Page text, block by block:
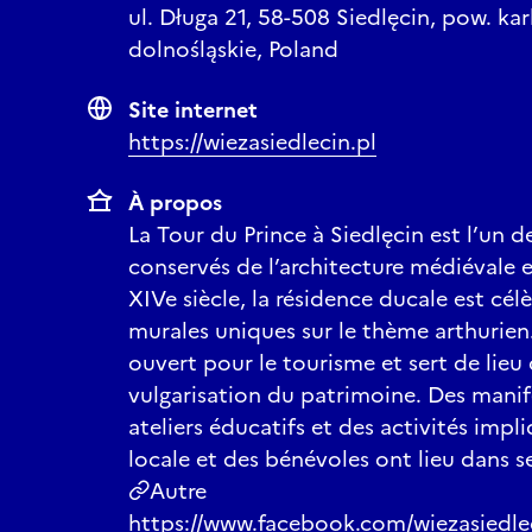
16 h 30 - 18 h.
Visitez
l’Institut
la
pour la
ul. Długa 21, 58-508 Siedlęcin, pow.
dolnośląskie, Poland
Site internet
https://wiezasiedlecin.pl
À propos
La Tour du Prince à Siedlęcin est l’un
conservés de l’architecture médiévale
XIVe siècle, la résidence ducale est
murales uniques sur le thème
ouvert pour le tourisme et sert de
vulgarisation du patrimoine. Des
ateliers éducatifs et des activités
locale et des bénévoles ont lieu dans
Autre
https://www.facebook.com/